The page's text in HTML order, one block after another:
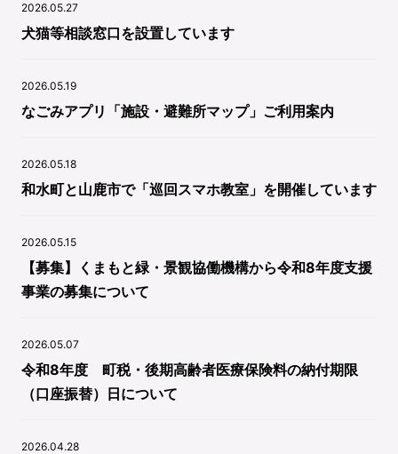
2026.05.27
犬猫等相談窓口を設置しています
2026.05.19
なごみアプリ「施設・避難所マップ」ご利用案内
2026.05.18
和水町と山鹿市で「巡回スマホ教室」を開催しています
2026.05.15
【募集】くまもと緑・景観協働機構から令和8年度支援
事業の募集について
2026.05.07
令和8年度 町税・後期高齢者医療保険料の納付期限
（口座振替）日について
2026.04.28